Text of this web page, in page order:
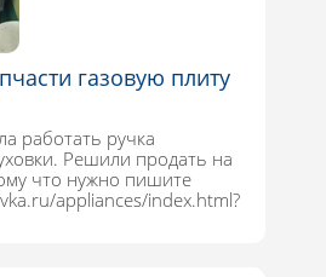
газовую плиту
работать ручка
Решили продать на
что нужно пишите
appliances/index.html?